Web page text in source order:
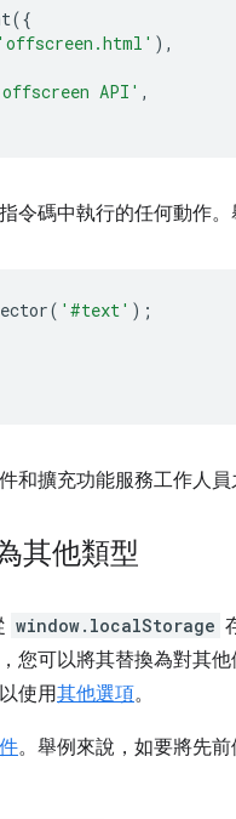
({
'offscreen.html' ),
API' ,
令碼中執行的任何動作
( '#text' );
和擴充功能服務工作人員
其他類型
window.localStorage
您可以將其替換為對其他
使用其他選項。
。舉例來說，如要將先前